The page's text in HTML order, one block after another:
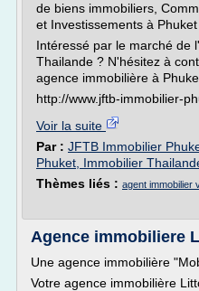
de biens immobiliers,
et Investissements à
Intéressé par le marché de
Thailande ? N'hésitez à
agence immobilière à
http://www.jftb-immobilier-
Voir la suite
Par : JFTB Immobilier
Phuket, Immobilier
Thèmes liés : agent immobilier
Agence immobiliere
Une agence immobilière
Votre agence immobilière